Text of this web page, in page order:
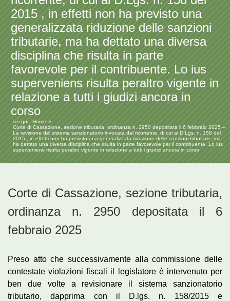
2015 , in effetti non ha previsto una
generalizzata riduzione delle sanzioni
tributarie, ma ha dettato una diversa
disciplina che risulta in parte
favorevole per il contribuente. Lo ius
superveniens risulta peraltro vigente in
relazione a tutti i giudizi ancora in
corso
sei qui:
Home
Corte di Cassazione, sezione tributaria, ordinanza n. 2950 depositata il 6 febbraio 2025 –
La revisione del sistema sanzionatorio invocata dal ricorrente, di cui al D.Lgs. n. 158 del
2015 , in effetti non ha previsto una generalizzata riduzione delle sanzioni tributarie, ma
ha dettato una diversa disciplina che risulta in parte favorevole per il contribuente. Lo ius
superveniens risulta peraltro vigente in relazione a tutti i giudizi ancora in corso
Corte di Cassazione, sezione tributaria,
ordinanza n. 2950 depositata il 6
febbraio 2025
Preso atto che successivamente alla commissione delle
contestate violazioni fiscali il legislatore è intervenuto per
ben due volte a revisionare il sistema sanzionatorio
tributario, dapprima con il D.lgs. n. 158/2015 e